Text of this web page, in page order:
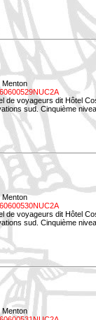
Menton
de voyageurs dit Hôtel
sud. Cinquième
Menton
de voyageurs dit Hôtel
sud. Cinquième
Menton